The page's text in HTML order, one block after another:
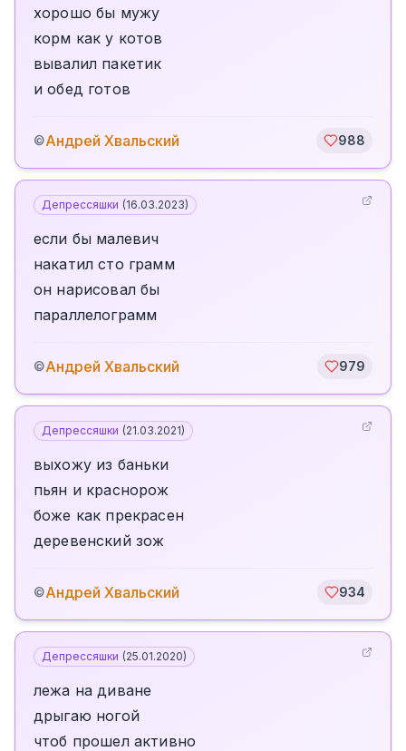
хорошо бы мужу
корм как у котов
вывалил пакетик
и обед готов
©Андрей Хвальский 988
Депрессяшки (16.03.2023)
если бы малевич
накатил сто грамм
он нарисовал бы
параллелограмм
©Андрей Хвальский 979
Депрессяшки (21.03.2021)
выхожу из баньки
пьян и краснорож
боже как прекрасен
деревенский зож
©Андрей Хвальский 934
Депрессяшки (25.01.2020)
лежа на диване
дрыгаю ногой
чтоб прошел активно